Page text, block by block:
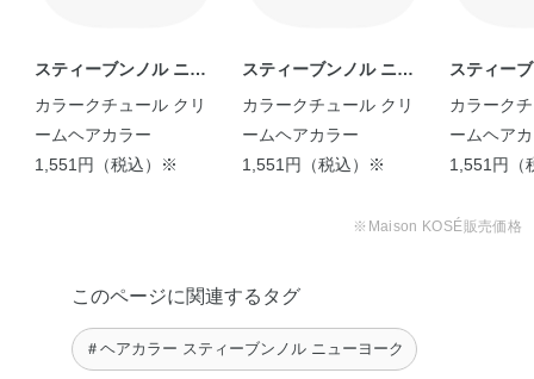
ス、セトステアリルアルコール、パラフィン、無水亜硫酸
※；有効成分 無印；その他の成分
２剤
スティーブンノル ニュ
ーヨーク
カラークチュール クリ
ームヘアカラー
1,551円（税込）※
スティーブンノル ニュ
ーヨーク
カラークチュール クリ
ームヘアカラー
1,551円（税込）※
スティー
ーヨーク
カラーク
ームヘア
1,551円（
※Maison KOSÉ販売価格
このページに関連するタグ
＃ヘアカラー スティーブンノル ニューヨーク